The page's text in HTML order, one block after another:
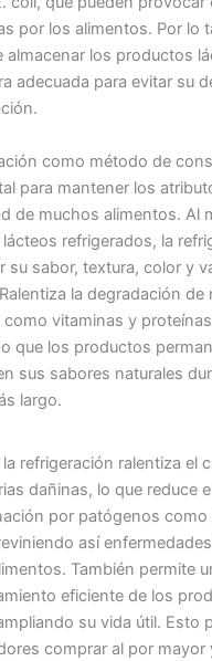
por los alimentos. Por lo
almacenar los productos
adecuada para evitar su
como método de
para mantener los
de muchos alimentos. Al
refrigerados, la
su sabor, textura, color y
la degradación de
como vitaminas y
que los productos
sus sabores naturales
largo.
refrigeración ralentiza el
dañinas, lo que reduce
por patógenos como
así
También permite
eficiente de los
su vida útil. Esto
comprar al por mayor